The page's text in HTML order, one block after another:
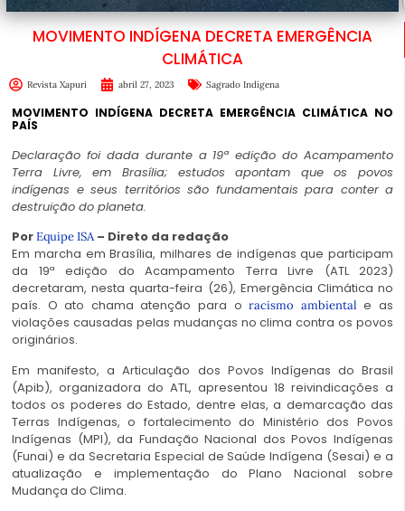
MOVIMENTO INDÍGENA DECRETA EMERGÊNCIA
CLIMÁTICA
Revista Xapuri abril 27, 2023 Sagrado Indígena
MOVIMENTO INDÍGENA DECRETA EMERGÊNCIA CLIMÁTICA NO
PAÍS
Declaração foi dada durante a 19ª edição do Acampamento
Terra Livre, em Brasília; estudos apontam que os povos
indígenas e seus territórios são fundamentais para conter a
destruição do planeta.
PorEquipe ISA– Direto da redação
Em marcha em Brasília, milhares de indígenas que participam
da 19ª edição do Acampamento Terra Livre (ATL 2023)
decretaram, nesta quarta-feira (26), Emergência Climática no
país. O ato chama atenção para oracismo ambiental e as
violações causadas pelas mudanças no clima contra os povos
originários.
Em manifesto, a Articulação dos Povos Indígenas do Brasil
(Apib), organizadora do ATL, apresentou 18 reivindicações a
todos os poderes do Estado, dentre elas, a demarcação das
Terras Indígenas, o fortalecimento do Ministério dos Povos
Indígenas (MPI), da Fundação Nacional dos Povos Indígenas
(Funai) e da Secretaria Especial de Saúde Indígena (Sesai) e a
atualização e implementação do Plano Nacional sobre
Mudança do Clima.